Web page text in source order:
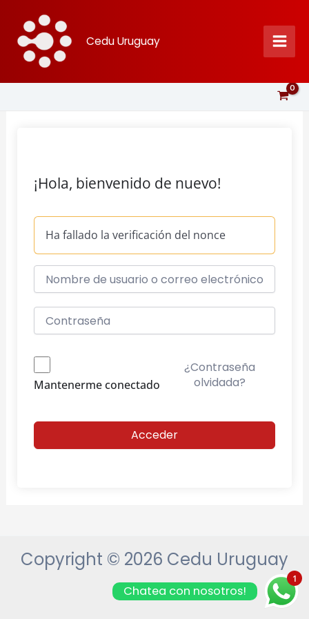
contenido
Cedu Uruguay
¡Hola, bienvenido de nuevo!
Ha fallado la verificación del nonce
Mantenerme conectado
¿Contraseña
olvidada?
Acceder
Copyright © 2026 Cedu Uruguay
1
Chatea con nosotros!